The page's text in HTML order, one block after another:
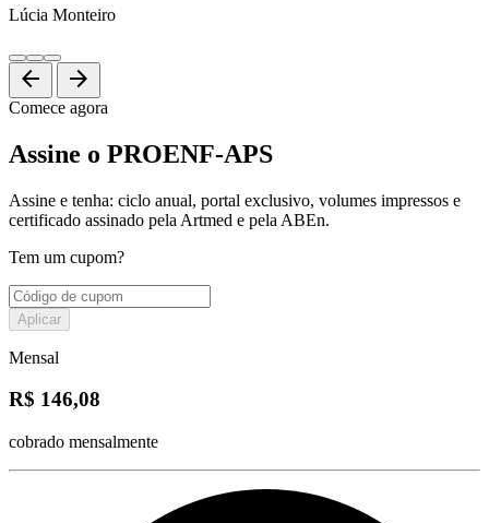
Lúcia Monteiro
arrow_back arrow_forward
Comece agora
Assine o PROENF-APS
Assine e tenha: ciclo anual, portal exclusivo, volumes impressos e
certificado assinado pela Artmed e pela ABEn.
Tem um cupom?
Aplicar
Mensal
R$ 146,08
cobrado mensalmente